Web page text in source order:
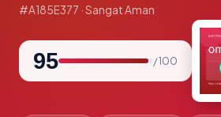
#A185E377 · Sangat Aman
95 / 100